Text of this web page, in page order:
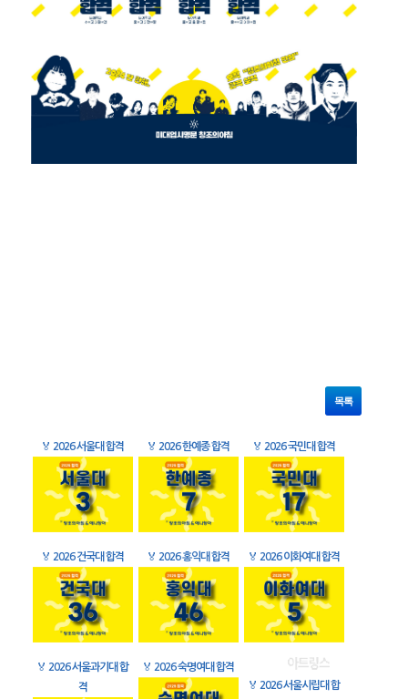
목록
🏅 2026 서울대 합격 🏅 2026 한예종 합격 🏅 2026 국민대 합격
🏅 2026 건국대 합격 🏅 2026 홍익대 합격 🏅 2026 이화여대 합격
🏅 2026 서울과기대 합
격
🏅 2026 숙명여대 합격
🏅 2026 서울시립대 합